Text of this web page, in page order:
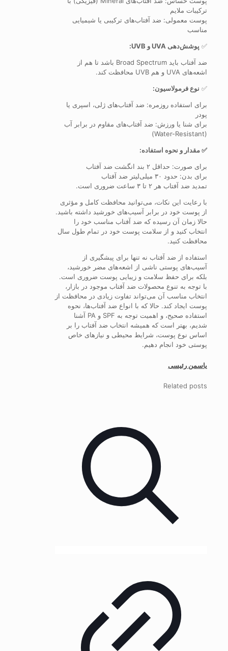
ترکیبات ملایم
پوست معمولی: ضد آفتاب‌های ترکیبی یا شیمیایی
مناسب
✅ پوشش‌دهی UVA و UVB:
ضد آفتاب باید Broad Spectrum باشد تا هم از
اشعه‌های UVA و هم UVB محافظت کند.
✅ نوع فرمولاسیون:
برای استفاده روزمره: ضد آفتاب‌های ژلی، اسپری یا
پودر
برای شنا یا ورزش: ضد آفتاب‌های مقاوم در برابر آب
(Water-Resistant)
✅ مقدار و نحوه استفاده:
برای صورت: حداقل ۲ بند انگشت ضد آفتاب
برای بدن: حدود ۳۰ میلی‌لیتر ضد آفتاب
تمدید ضد آفتاب هر ۲ تا ۳ ساعت ضروری است.
با رعایت این نکات، می‌توانید محافظت کامل و مؤثری
از پوست خود در برابر آسیب‌های خورشید داشته باشید.
حالا زمان آن رسیده که ضد آفتاب مناسب خود را
انتخاب کنید و از سلامت پوست خود در تمام طول سال
محافظت کنید.
استفاده از ضد آفتاب نه تنها برای پیشگیری از
آسیب‌های پوستی ناشی از اشعه‌های مضر خورشید،
بلکه برای حفظ سلامت و زیبایی پوست ضروری است.
با توجه به تنوع محصولات ضد آفتاب موجود در بازار،
انتخاب مناسب آن می‌تواند تفاوت زیادی در محافظت از
پوست ایجاد کند. حالا که با انواع ضد آفتاب‌ها، نحوه
استفاده صحیح، و اهمیت توجه به SPF و PA آشنا
شدیم، بهتر است که همیشه انتخاب ضد آفتاب را بر
اساس نوع پوست، شرایط محیطی و نیازهای خاص
پوستی خود انجام دهیم.
یاسمن رئیسی
Related posts